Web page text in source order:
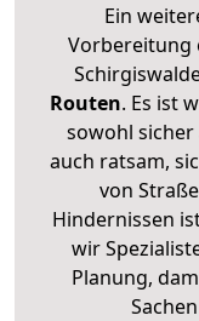
Ein
Vorbereitung
Routen. Es ist
sowohl sicher
auch ratsam,
von
Hindernissen
wir
Planung,